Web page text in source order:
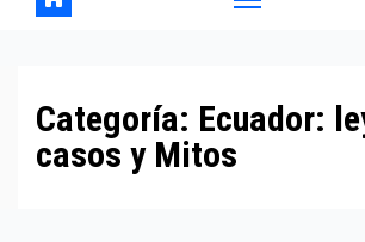
Categoría: Ecuador:
casos y Mitos